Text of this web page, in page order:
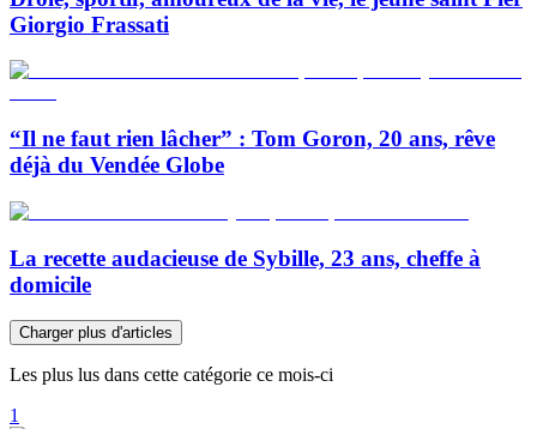
Giorgio Frassati
“Il ne faut rien lâcher” : Tom Goron, 20 ans, rêve
déjà du Vendée Globe
La recette audacieuse de Sybille, 23 ans, cheffe à
domicile
Charger plus d'articles
Les plus lus dans cette catégorie ce mois-ci
1